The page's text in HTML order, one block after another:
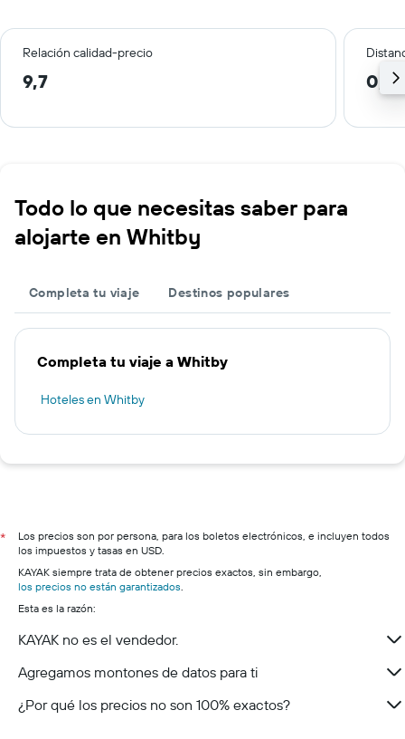
Relación calidad-precio
9,7 0,5
Todo lo que necesitas saber para
alojarte en Whitby
Completa tu viaje Destinos populares
Completa tu viaje a Whitby
Hoteles en Whitby
*
Los precios son por persona, para los boletos electrónicos, e incluyen todos
los impuestos y tasas en USD.
KAYAK siempre trata de obtener precios exactos, sin embargo,
los precios no están garantizados.
Esta es la razón:
KAYAK no es el vendedor.
Agregamos montones de datos para ti
¿Por qué los precios no son 100% exactos?